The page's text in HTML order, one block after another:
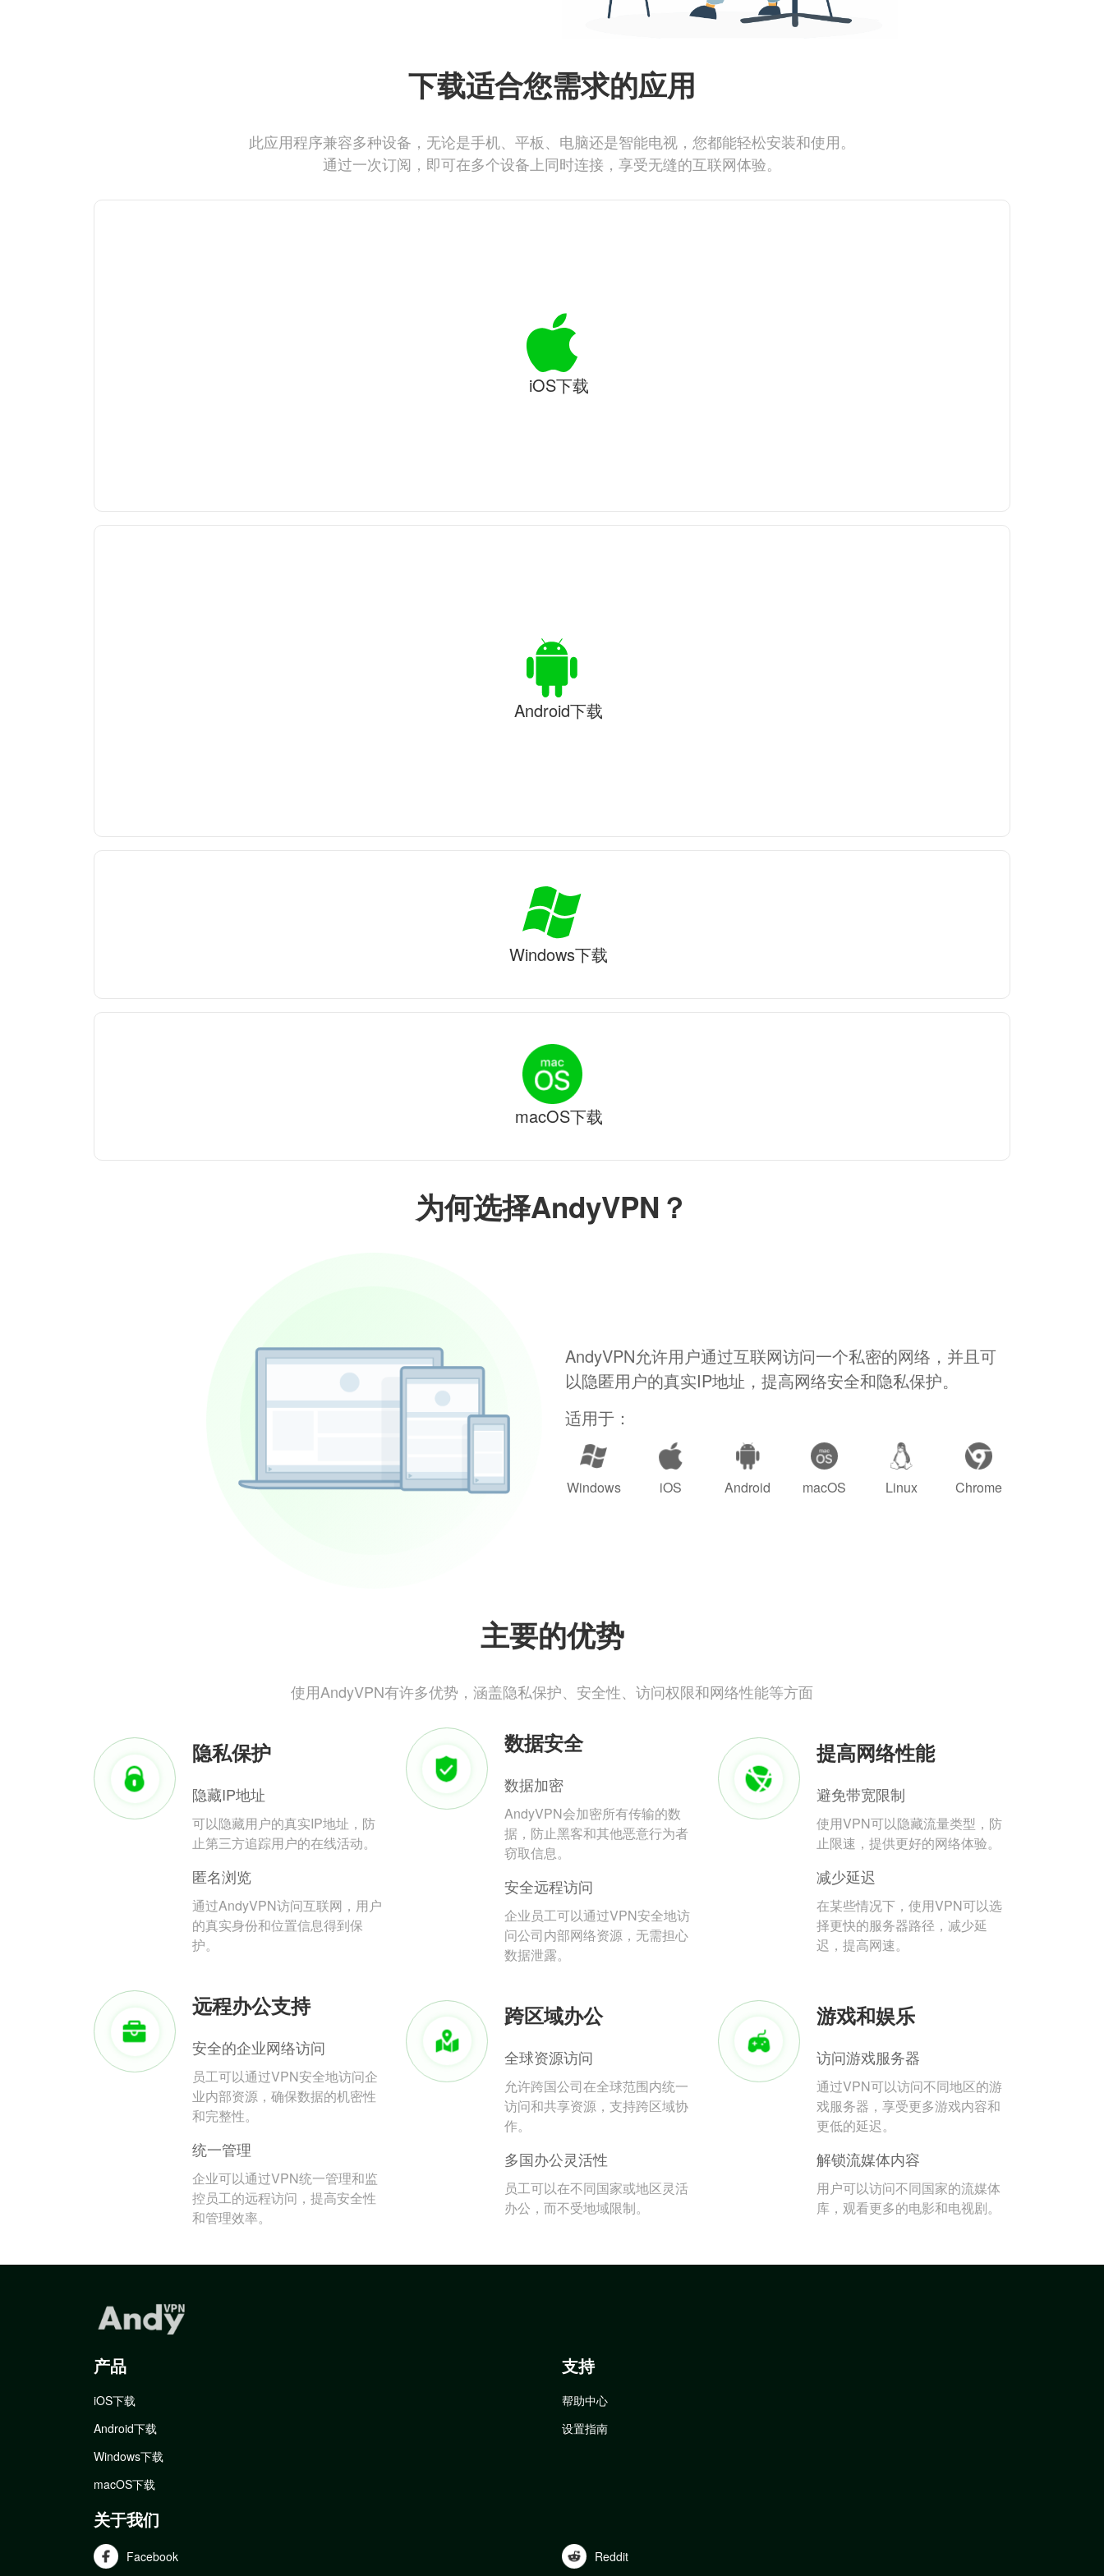
为何选择AndyVPN？
AndyVPN允许用户通过互联网访问一个私密的网络，并且可
以隐匿用户的真实IP地址，提高网络安全和隐私保护。
适用于：
Windows iOS Android macOS Linux Chrome
主要的优势
使用AndyVPN有许多优势，涵盖隐私保护、安全性、访问权限和网络性能等方面
隐私保护
隐藏IP地址
可以隐藏用户的真实IP地址，防
止第三方追踪用户的在线活动。
匿名浏览
通过AndyVPN访问互联网，用户
的真实身份和位置信息得到保
护。
数据安全
数据加密
AndyVPN会加密所有传输的数
据，防止黑客和其他恶意行为者
窃取信息。
安全远程访问
企业员工可以通过VPN安全地访
问公司内部网络资源，无需担心
数据泄露。
提高网络性能
避免带宽限制
使用VPN可以隐藏流量类型，防
止限速，提供更好的网络体验。
减少延迟
在某些情况下，使用VPN可以选
择更快的服务器路径，减少延
迟，提高网速。
远程办公支持
安全的企业网络访问
员工可以通过VPN安全地访问企
业内部资源，确保数据的机密性
和完整性。
统一管理
企业可以通过VPN统一管理和监
控员工的远程访问，提高安全性
和管理效率。
跨区域办公
全球资源访问
允许跨国公司在全球范围内统一
访问和共享资源，支持跨区域协
作。
多国办公灵活性
员工可以在不同国家或地区灵活
办公，而不受地域限制。
游戏和娱乐
访问游戏服务器
通过VPN可以访问不同地区的游
戏服务器，享受更多游戏内容和
更低的延迟。
解锁流媒体内容
用户可以访问不同国家的流媒体
库，观看更多的电影和电视剧。
下载适合您需求的应用
此应用程序兼容多种设备，无论是手机、平板、电脑还是智能电视，您都能轻松安装和使用。
通过一次订阅，即可在多个设备上同时连接，享受无缝的互联网体验。
iOS下载
Android下载
Windows下载
macOS下载
产品
iOS下载
Android下载
Windows下载
macOS下载
支持
帮助中心
设置指南
关于我们
Facebook Reddit